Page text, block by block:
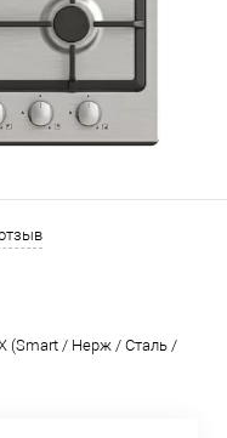
(Smart / Нерж / Сталь /